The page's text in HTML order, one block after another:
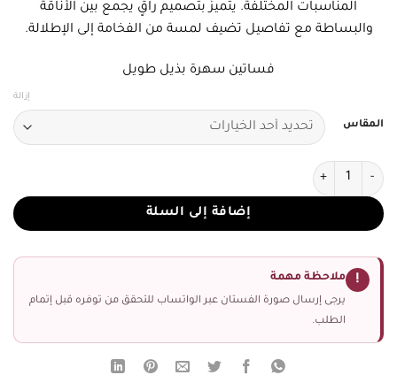
المناسبات المختلفة. يتميز بتصميم راقٍ يجمع بين الأناقة
والبساطة مع تفاصيل تضيف لمسة من الفخامة إلى الإطلالة.
فساتين سهرة بذيل طويل
المقاس
إزالة
كمية فستان سهرة أنيق بذيل طويل للمناسبات
إضافة إلى السلة
! ملاحظة مهمة
يرجى إرسال صورة الفستان عبر الواتساب للتحقق من توفره قبل إتمام
الطلب.